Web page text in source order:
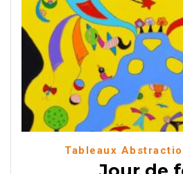
Tableaux